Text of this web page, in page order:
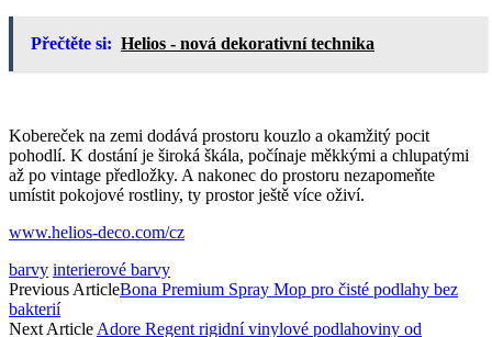
Přečtěte si: Helios - nová dekorativní technika
Kobereček na zemi dodává prostoru kouzlo a okamžitý pocit
pohodlí. K dostání je široká škála, počínaje měkkými a chlupatými
až po vintage předložky. A nakonec do prostoru nezapomeňte
umístit pokojové rostliny, ty prostor ještě více oživí.
www.helios-deco.com/cz
barvy interierové barvy
Previous ArticleBona Premium Spray Mop pro čisté podlahy bez
bakterií
Next Article Adore Regent rigidní vinylové podlahoviny od